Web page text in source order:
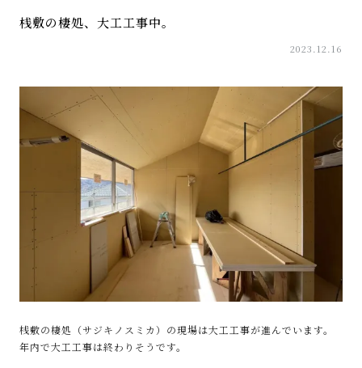
桟敷の棲処、大工工事中。
2023.12.16
桟敷の棲処（サジキノスミカ）の現場は大工工事が進んでいます。
年内で大工工事は終わりそうです。